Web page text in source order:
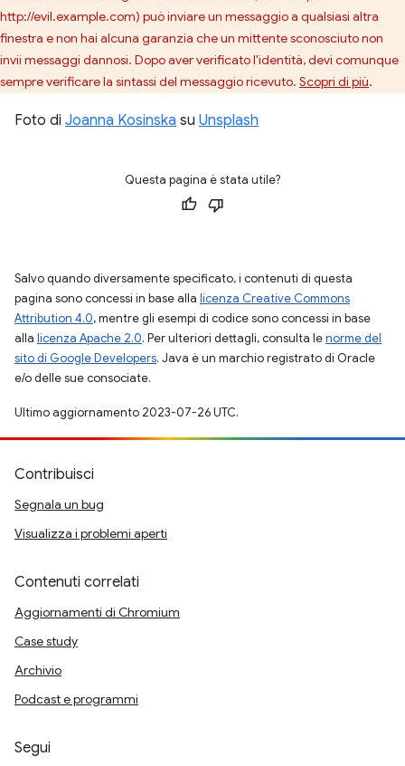
http://evil.example.com) può inviare un messaggio a qualsiasi altra
finestra e non hai alcuna garanzia che un mittente sconosciuto non
invii messaggi dannosi. Dopo aver verificato l'identità, devi comunque
sempre verificare la sintassi del messaggio ricevuto. Scopri di più.
Foto di Joanna Kosinska su Unsplash
Questa pagina è stata utile?
Salvo quando diversamente specificato, i contenuti di questa
pagina sono concessi in base alla licenza Creative Commons
Attribution 4.0, mentre gli esempi di codice sono concessi in base
alla licenza Apache 2.0. Per ulteriori dettagli, consulta lenorme del
sito di Google Developers. Java è un marchio registrato di Oracle
e/o delle sue consociate.
Ultimo aggiornamento 2023-07-26 UTC.
Contribuisci
Segnala un bug
Visualizza i problemi aperti
Contenuti correlati
Aggiornamenti di Chromium
Case study
Archivio
Podcast e programmi
Segui